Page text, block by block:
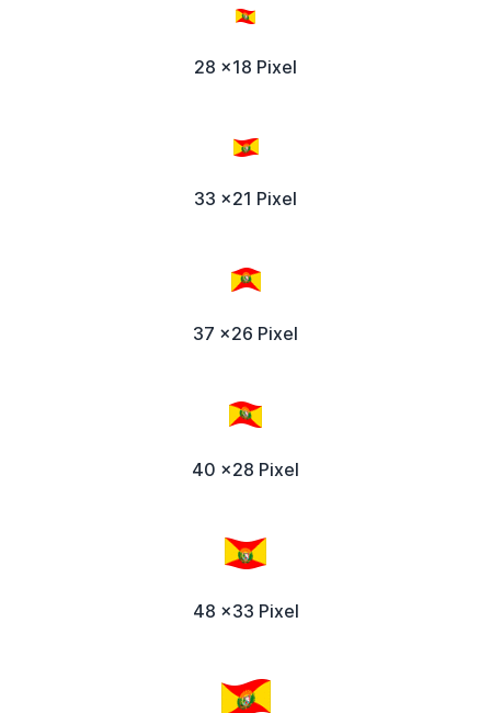
28 x18 Pixel
33 x21 Pixel
37 x26 Pixel
40 x28 Pixel
48 x33 Pixel